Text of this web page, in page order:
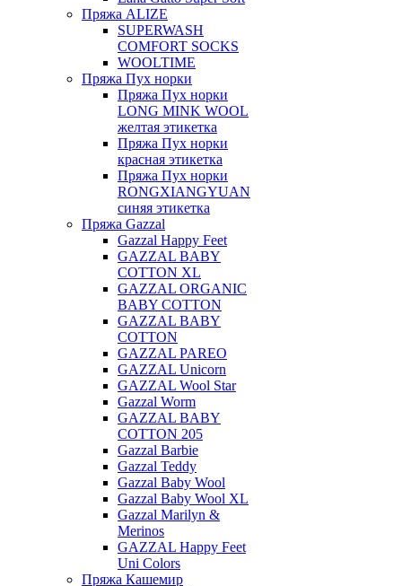
Пряжа ALIZE
SUPERWASH
COMFORT SOCKS
WOOLTIME
Пряжа Пух норки
Пряжа Пух норки
LONG MINK WOOL
желтая этикетка
Пряжа Пух норки
красная этикетка
Пряжа Пух норки
RONGXIANGYUAN
синяя этикетка
Пряжа Gazzal
Gazzal Happy Feet
GAZZAL BABY
COTTON XL
GAZZAL ORGANIC
BABY COTTON
GAZZAL BABY
COTTON
GAZZAL PAREO
GAZZAL Unicorn
GAZZAL Wool Star
Gazzal Worm
GAZZAL BABY
COTTON 205
Gazzal Barbie
Gazzal Teddy
Gazzal Baby Wool
Gazzal Baby Wool XL
Gazzal Marilyn &
Merinos
GAZZAL Happy Feet
Uni Colors
Пряжа Кашемир